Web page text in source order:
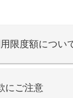
限度額につい
にご注意